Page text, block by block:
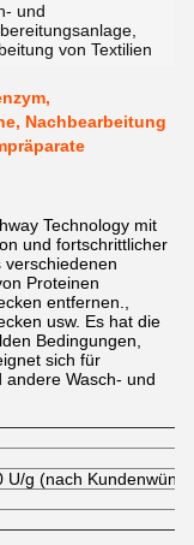
und
von Textilien
Nachbearbeitung
Technology mit
und fortschrittlicher
verschiedenen
Proteinen
entfernen.,
usw. Es hat die
Bedingungen,
sich für
andere Wasch- und
U/g (nach